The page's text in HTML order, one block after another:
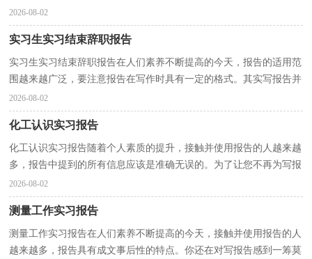
下面是小编帮大家整理的会计的实习报告，欢迎阅读与...
2026-08-02
实习生实习结束辞职报告
实习生实习结束辞职报告在人们素养不断提高的今天，报告的适用范
围越来越广泛，要注意报告在写作时具有一定的格式。其实写报告并
没有想象中那么难，下面是小编整理的实习生实习结...
2026-08-02
化工认识实习报告
化工认识实习报告随着个人素质的提升，接触并使用报告的人越来越
多，报告中提到的所有信息应该是准确无误的。为了让您不再为写报
告头疼，下面是小编为大家收集的化工认识实习报告...
2026-08-02
测量工作实习报告
测量工作实习报告在人们素养不断提高的今天，接触并使用报告的人
越来越多，报告具有成文事后性的特点。你还在对写报告感到一筹莫